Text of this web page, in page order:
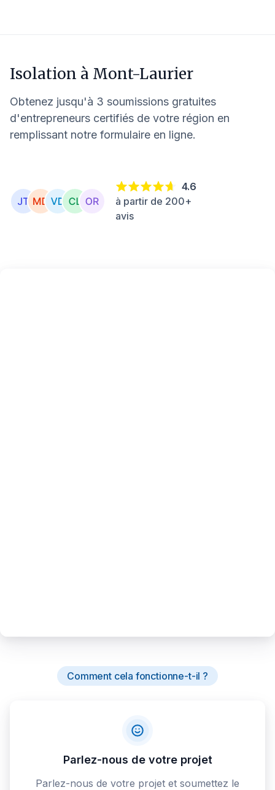
Isolation à Mont-Laurier
Obtenez jusqu'à 3 soumissions gratuites
d'entrepreneurs certifiés de votre région en
remplissant notre formulaire en ligne.
4.6
à partir de 200+
avis
Comment cela fonctionne-t-il ?
Parlez-nous de votre projet
Parlez-nous de votre projet et soumettez le